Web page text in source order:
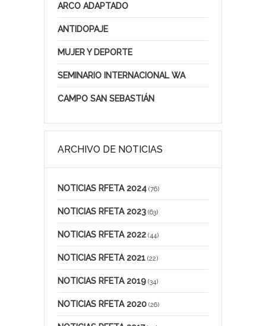
ARCO ADAPTADO
ANTIDOPAJE
MUJER Y DEPORTE
SEMINARIO INTERNACIONAL WA
CAMPO SAN SEBASTIÁN
ARCHIVO DE NOTICIAS
NOTICIAS RFETA 2024 (76)
NOTICIAS RFETA 2023 (63)
NOTICIAS RFETA 2022 (44)
NOTICIAS RFETA 2021 (22)
NOTICIAS RFETA 2019 (34)
NOTICIAS RFETA 2020 (26)